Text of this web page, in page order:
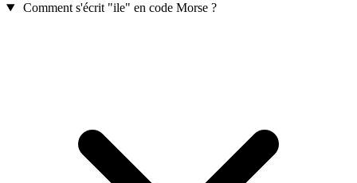
Comment s'écrit "ile" en code Morse ?